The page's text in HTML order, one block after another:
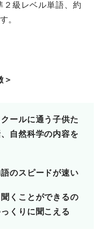
２級レベル単語、約
。
＞
ールに通う子供た
自然科学の内容を
のスピードが速い
くことができるの
くりに聞こえる